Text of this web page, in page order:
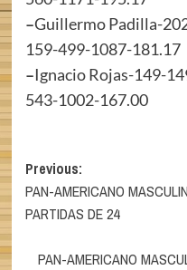
–Guillermo Padilla-
159-499-1087-181.17
–Ignacio Rojas-149-
543-1002-167.00
Post
navigation
Previous:
PAN-AMERICANO
PARTIDAS DE 24
PAN-AMERICANO